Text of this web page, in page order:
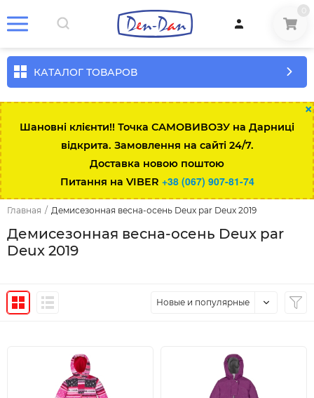
КАТАЛОГ ТОВАРОВ
×
Шановні клієнти!! Точка САМОВИВОЗУ на Дарниці
відкрита. Замовлення на сайті 24/7.
Доставка новою поштою
Питання на VIBER +38 (067) 907-81-74
Главная / Демисезонная весна-осень Deux par Deux 2019
Демисезонная весна-осень Deux par
Deux 2019
Новые и популярные